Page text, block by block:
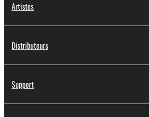
Artistes
Distributeurs
Support